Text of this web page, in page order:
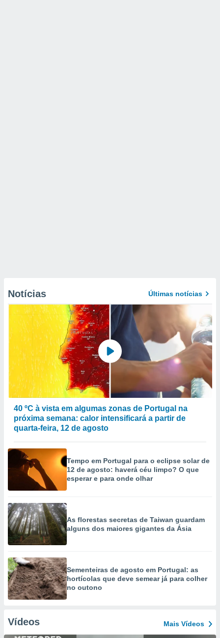
Notícias Últimas notícias
40 ºC à vista em algumas zonas de Portugal na
próxima semana: calor intensificará a partir de
quarta-feira, 12 de agosto
Tempo em Portugal para o eclipse solar de
12 de agosto: haverá céu limpo? O que
esperar e para onde olhar
As florestas secretas de Taiwan guardam
alguns dos maiores gigantes da Ásia
Sementeiras de agosto em Portugal: as
hortícolas que deve semear já para colher
no outono
Vídeos Mais Vídeos